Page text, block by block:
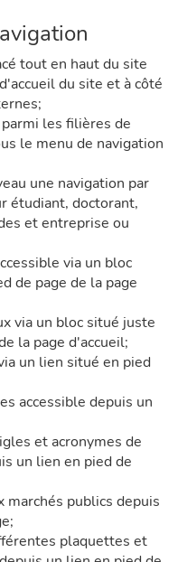
tout en haut du site
du site et à côté
les filières de
le menu de navigation
une navigation par
étudiant, doctorant,
et entreprise ou
via un bloc
de page de la page
via un bloc situé juste
la page d'accueil;
un lien situé en pied
accessible depuis un
et acronymes de
un lien en pied de
marchés publics depuis
plaquettes et